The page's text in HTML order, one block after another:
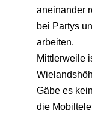
aneinander
bei Partys
arbeiten.
Mittlerweile
Gäbe es
die